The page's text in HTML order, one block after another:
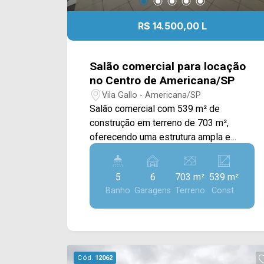
R$ 14.500,00 L
Salão comercial para locação
no Centro de Americana/SP
Vila Gallo - Americana/SP
Salão comercial com 539 m² de
construção em terreno de 703 m²,
oferecendo uma estrutura ampla e
versátil para diferentes atividades
comerciais. O imóvel conta com
ambientes bem distribuídos e uma
configuração que permite adaptar os
espaços conforme a necessidade do
banheiro, além de 4 banheiros no térreo.
5
Banho
6
Garagens
703 m²
Terreno
539 m²
Const.
Cód. 12062